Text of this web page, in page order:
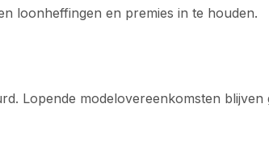
loonheffingen en premies in te houden.
Lopende modelovereenkomsten blijven